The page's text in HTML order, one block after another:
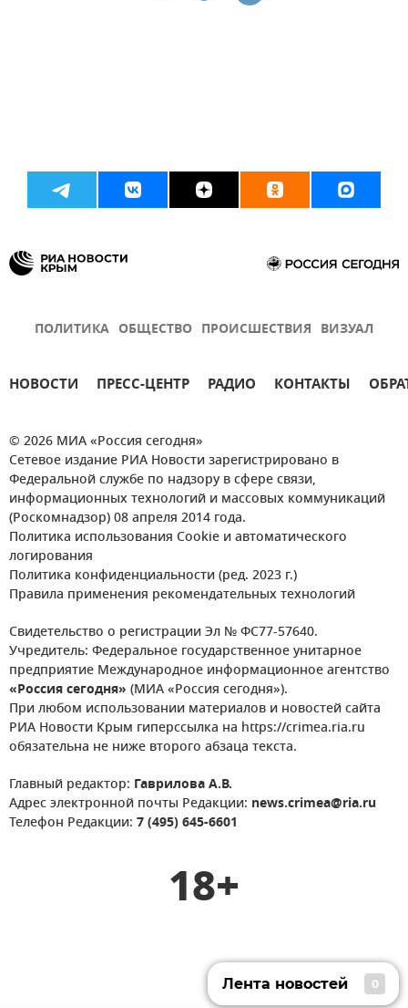
ПОЛИТИКА ОБЩЕСТВО ПРОИСШЕСТВИЯ ВИЗУАЛ
НОВОСТИ ПРЕСС-ЦЕНТР РАДИО КОНТАКТЫ
© 2026 МИА «Россия сегодня»
Сетевое издание РИА Новости зарегистрировано в
Федеральной службе по надзору в сфере связи,
информационных технологий и массовых коммуникаций
(Роскомнадзор) 08 апреля 2014 года.
Политика использования Cookie и автоматического
логирования
Политика конфиденциальности (ред. 2023 г.)
Правила применения рекомендательных технологий
Свидетельство о регистрации Эл № ФС77-57640.
Учредитель: Федеральное государственное унитарное
предприятие Международное информационное агентство
«Россия сегодня» (МИА «Россия сегодня»).
При любом использовании материалов и новостей сайта
РИА Новости Крым гиперссылка на https://crimea.ria.ru
обязательна не ниже второго абзаца текста.
Главный редактор: Гаврилова А.В.
Адрес электронной почты Редакции: news.crimea@ria.ru
Телефон Редакции: 7 (495) 645-6601
18+
Лента новостей 0